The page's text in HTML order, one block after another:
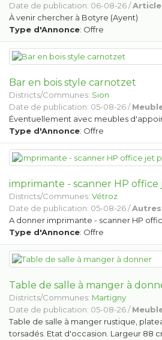
Date de publication: 06-08-26 /
À venir chercher à Botyre (Ayent)
Type d'Annonce: Offre
Bar en bois style carnotzet
Districts/Communes: Sion
Date de publication: 05-08-26 /
Éventuellement avec meubles
Type d'Annonce: Offre
imprimante - scanner HP office
Districts/Communes: Vétroz
Date de publication: 05-08-26 /Autres
A donner imprimante - scanner HP
Type d'Annonce: Offre
Table de salle à manger à
Districts/Communes: Martigny
Date de publication: 05-08-26 /
Table de salle à manger rustique,
torsadés. Etat d'occasion. Largeur 88